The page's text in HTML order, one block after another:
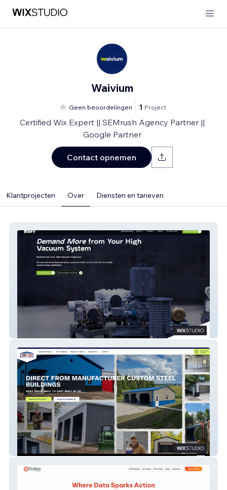
Waivium
Geen beoordelingen 1 Project
Certified Wix Expert || SEMrush Agency Partner ||
Google Partner
Contact opnemen
Klantprojecten Over Diensten en tarieven
United Metal